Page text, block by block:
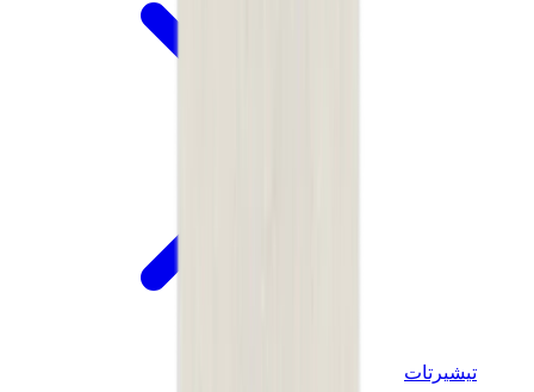
تيشيرتات